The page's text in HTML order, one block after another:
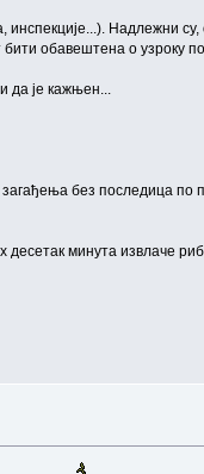
инспекције...). Надлежни
бити обавештена о узроку
да је кажњен...
без последица по
минута извлаче